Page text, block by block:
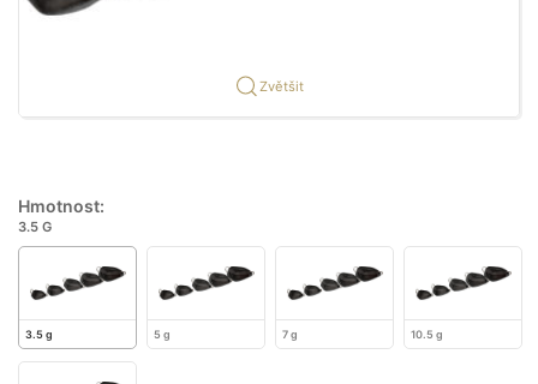
Zvětšit
Hmotnost:
3.5 G
3.5 g 5 g 7 g 10.5 g